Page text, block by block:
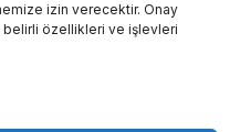
izin verecektir. Onay
özellikleri ve işlevleri
À propos de nous